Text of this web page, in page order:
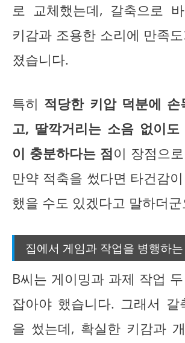
로 교체했는데, 갈축으로
키감과 조용한 소리에 만족
졌습니다.
특히 적당한 키압 덕분에
고, 딸깍거리는 소음 없이도
이 충분하다는 점이 장점으
만약 적축을 썼다면 타건감
했을 수도 있겠다고 말하더군
집에서 게임과 작업을 병행하
B씨는 게이밍과 과제 작업
잡아야 했습니다. 그래서
을 썼는데, 확실한 키감과